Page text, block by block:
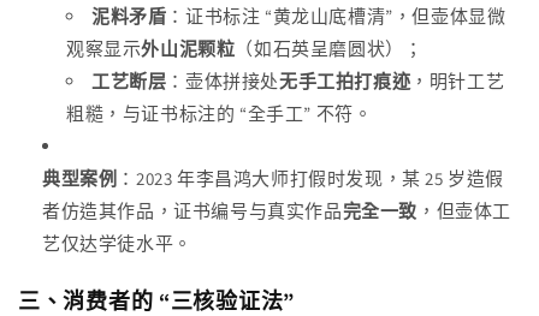
泥料矛盾 ：证书标注 “黄龙山底槽清”，但壶体显微
观察显示外山泥颗粒 （如石英呈磨圆状）；
工艺断层 ：壶体拼接处无手工拍打痕迹 ，明针工艺
粗糙，与证书标注的 “全手工” 不符。
典型案例 ：2023 年李昌鸿大师打假时发现，某 25 岁造假
者仿造其作品，证书编号与真实作品完全一致 ，但壶体工
艺仅达学徒水平。
三、消费者的 “三核验证法”